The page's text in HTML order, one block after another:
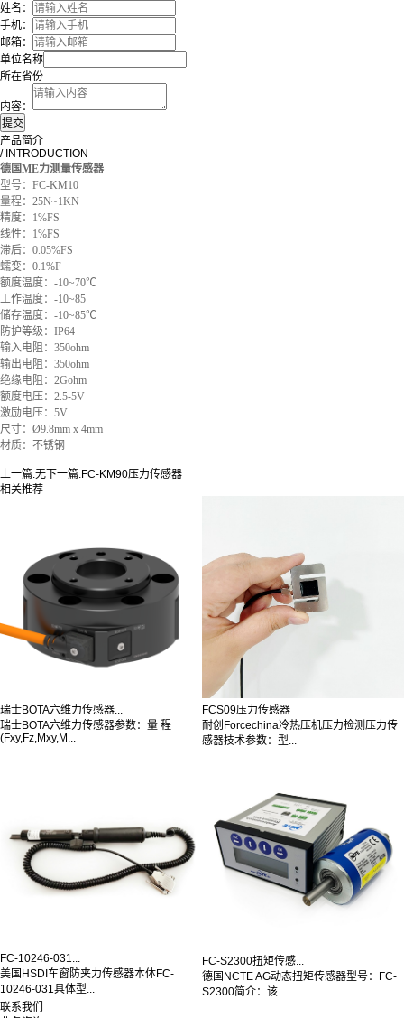
姓名：
手机：
邮箱：
单位名称
所在省份
内容：
产品简介
/ INTRODUCTION
德国ME力测量传感器
型号：FC-KM10
量程：25N~1KN
精度：1%FS
线性：1%FS
滞后：0.05%FS
蠕变：0.1%F
额度温度：-10~70℃
工作温度：-10~85
储存温度：-10~85℃
防护等级：IP64
输入电阻：350ohm
输出电阻：350ohm
绝缘电阻：2Gohm
额度电压：2.5-5V
激励电压：5V
尺寸：Ø9.8mm x 4mm
材质：不锈钢
上一篇:无 下一篇:FC-KM90压力传感器
相关推荐
瑞士BOTA六维力传感器...
瑞士BOTA六维力传感器参数：量 程
(Fxy,Fz,Mxy,M...
FCS09压力传感器
耐创Forcechina冷热压机压力检测压力传
感器技术参数：型...
FC-10246-031...
美国HSDI车窗防夹力传感器本体FC-
10246-031具体型...
FC-S2300扭矩传感...
德国NCTE AG动态扭矩传感器型号：FC-
S2300简介：该...
联系我们